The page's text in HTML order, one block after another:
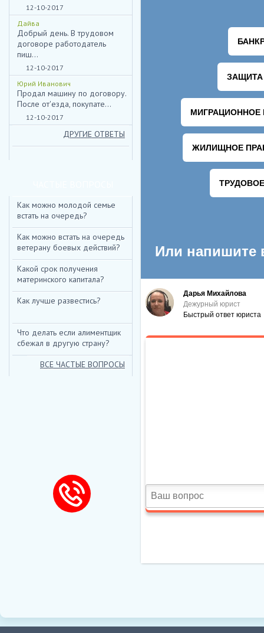
12-10-2017
Дайва
Добрый день. В трудовом
договоре работодатель
пиш...
12-10-2017
Юрий Иванович
Продал машину по договору.
После от'езда, покупате...
12-10-2017
ДРУГИЕ ОТВЕТЫ
Как можно молодой семье
встать на очередь?
Как можно встать на очередь
ветерану боевых действий?
Какой срок получения
материнского капитала?
Как лучше развестись?
Что делать если алиментщик
сбежал в другую страну?
ВСЕ ЧАСТЫЕ ВОПРОСЫ